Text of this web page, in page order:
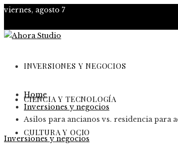
viernes, agosto 7
INVERSIONES Y NEGOCIOS
CIENCIA Y TECNOLOGÍA
CULTURA Y OCIO
Home
Inversiones y negocios
Asilos para ancianos vs. residencia para
Inversiones y negocios